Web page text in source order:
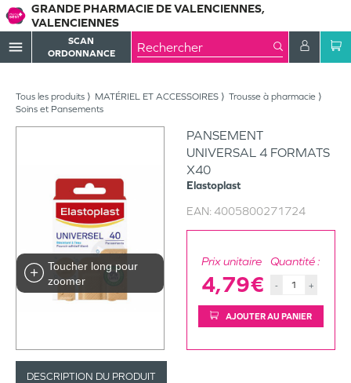
GRANDE PHARMACIE DE VALENCIENNES,
VALENCIENNES
menu
SCAN
ORDONNANCE
Tous les produits MATÉRIEL ET ACCESSOIRES
Trousse à pharmacie
Soins et Pansements
Toucher long pour
zoomer
PANSEMENT
UNIVERSAL 4 FORMATS
X40
Elastoplast
EAN: 4005800271724
Prix unitaire
4,79€
Quantité :
- +
AJOUTER AU PANIER
DESCRIPTION DU PRODUIT